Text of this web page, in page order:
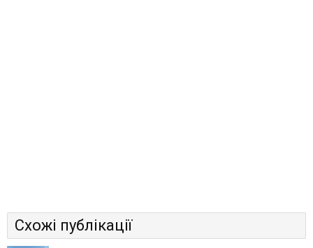
Схожі публікації